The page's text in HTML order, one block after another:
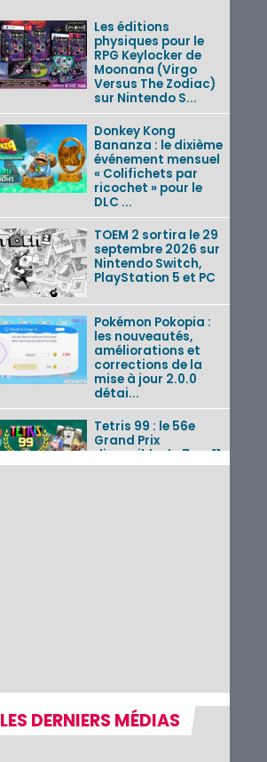
Les éditions
physiques pour le
RPG Keylocker de
Moonana (Virgo
Versus The Zodiac)
sur Nintendo S...
Donkey Kong
Bananza : le dixième
événement mensuel
« Colifichets par
ricochet » pour le
DLC ...
TOEM 2 sortira le 29
septembre 2026 sur
Nintendo Switch,
PlayStation 5 et PC
Pokémon Pokopia :
les nouveautés,
améliorations et
corrections de la
mise à jour 2.0.0
détai...
Tetris 99 : le 56e
Grand Prix
disponible du 7 au 11
août 2026 avec un
des séquences de
game...
Pokémon GO : les
LES DERNIERS MÉDIAS